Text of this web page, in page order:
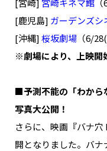
[鹿児島] ガーデンズシ
[沖縄]桜坂劇場 （6/
※劇場により、上映開
■予測不能の「わから
写真大公開！
さらに、映画『バナ
開となりました。バ